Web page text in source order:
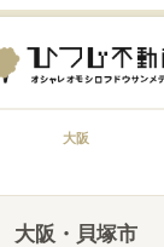
大阪
大阪 ・貝塚市